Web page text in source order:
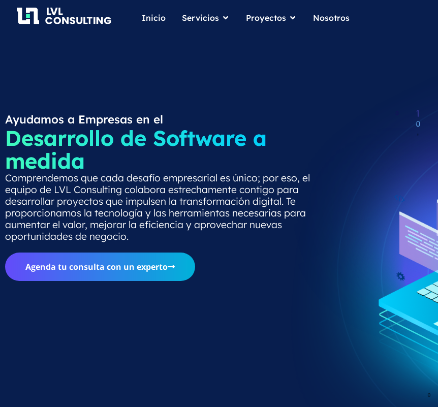
Inicio Servicios Proyectos Nosotros
Ayudamos a Empresas en el
Desarrollo de Software a
medida
Comprendemos que cada desafío empresarial es único; por eso, el
equipo de LVL Consulting colabora estrechamente contigo para
desarrollar proyectos que impulsen la transformación digital. Te
proporcionamos la tecnología y las herramientas necesarias para
aumentar el valor, mejorar la eficiencia y aprovechar nuevas
oportunidades de negocio.
Agenda tu consulta con un experto